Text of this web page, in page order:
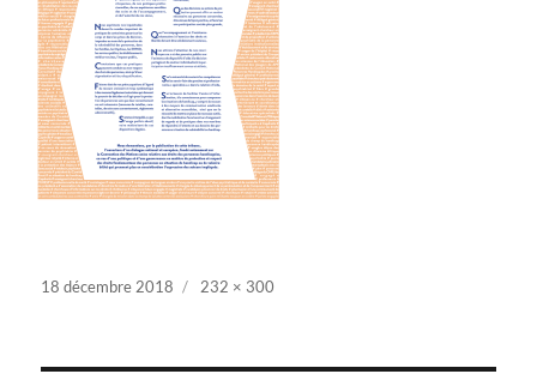
Posted
18 décembre 2018
Full
232 × 300